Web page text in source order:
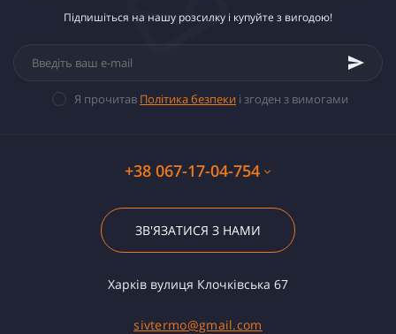
Підпишіться на нашу розсилку і купуйте з вигодою!
Я прочитав Політика безпеки і згоден з вимогами
+38 067-17-04-754
ЗВ'ЯЗАТИСЯ З НАМИ
Харків вулиця Клочківська 67
sivtermo@gmail.com